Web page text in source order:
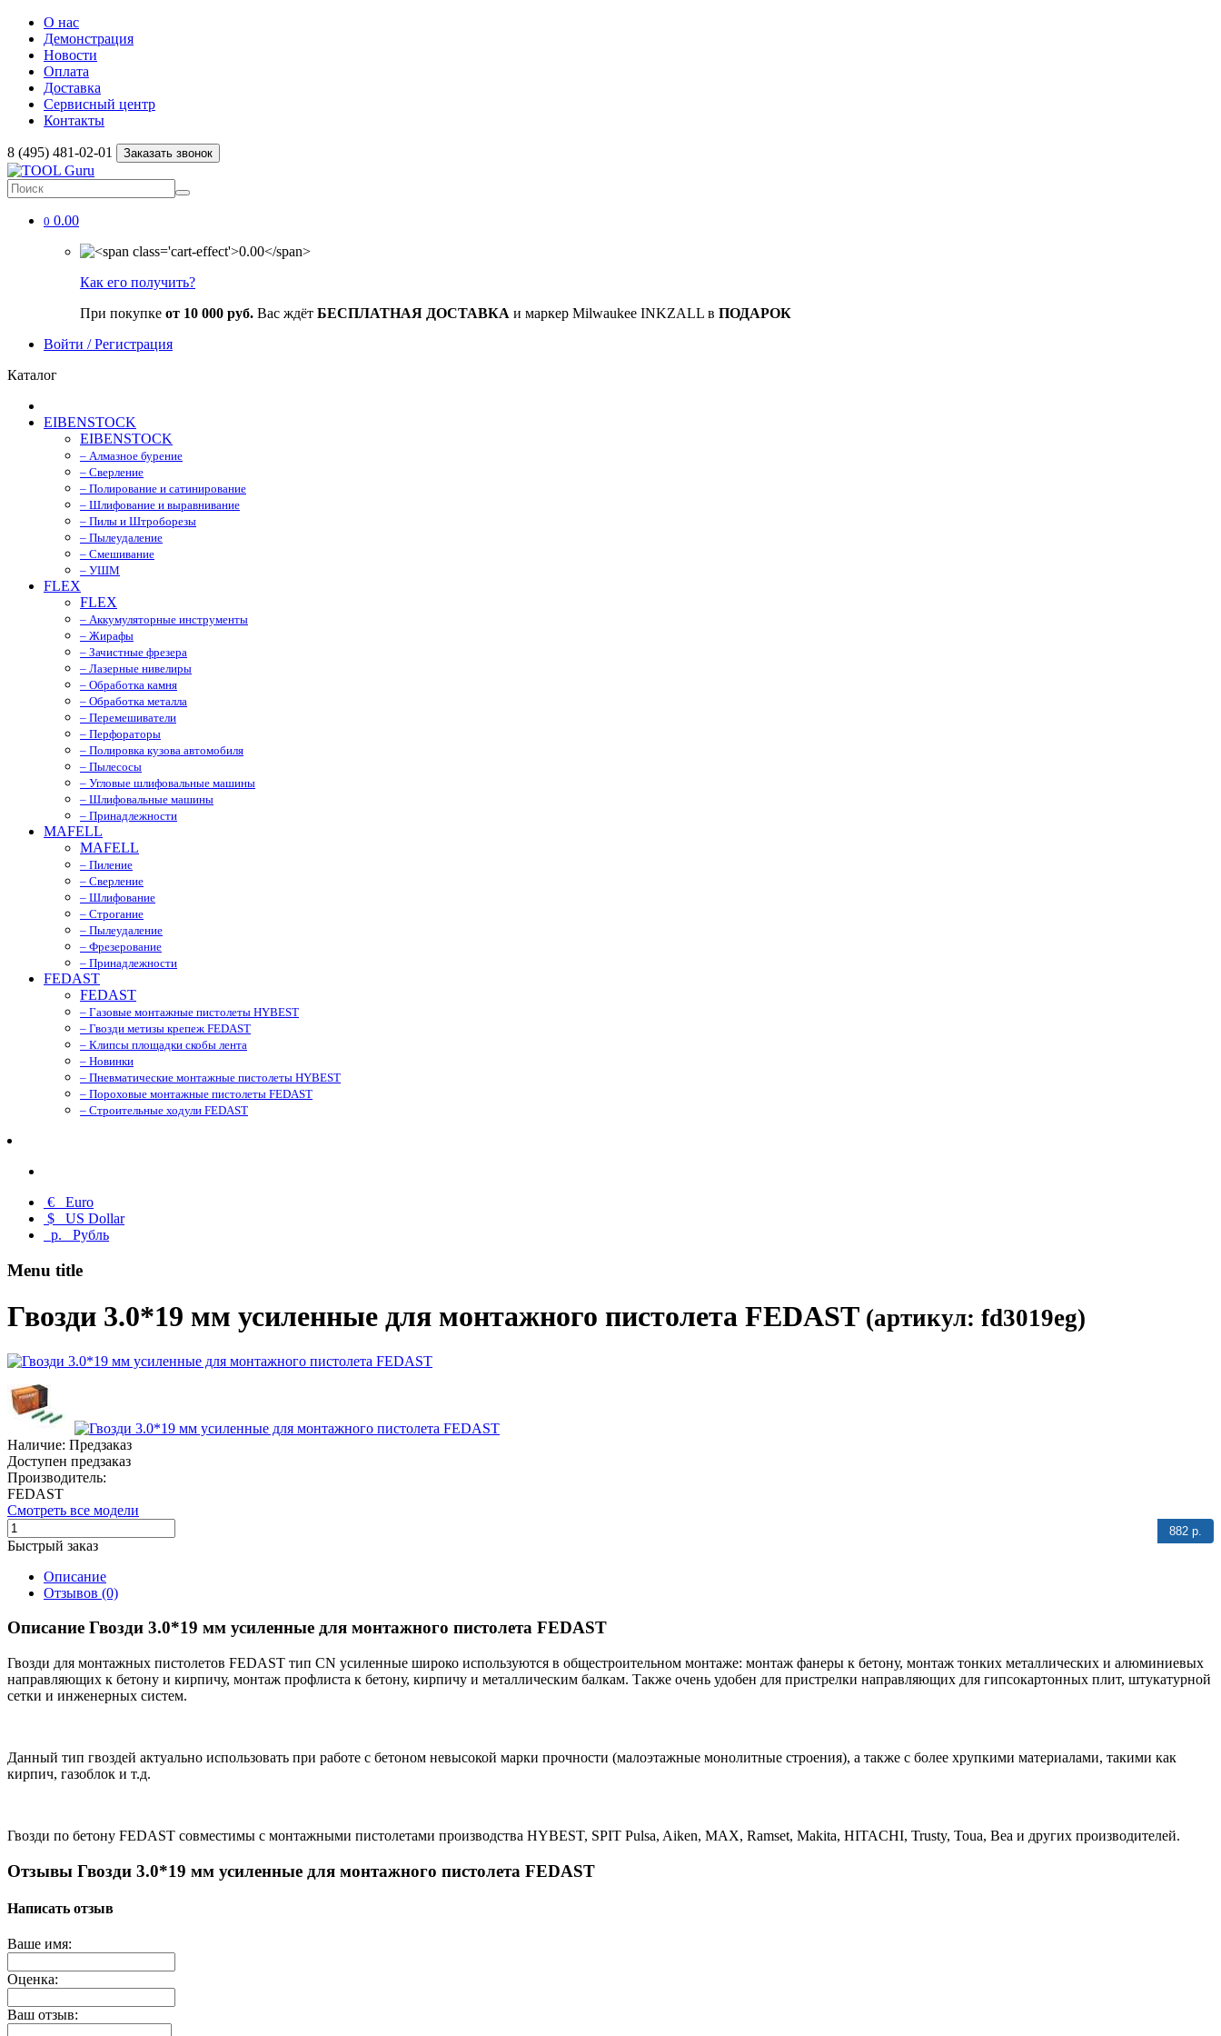
О нас
Демонстрация
Новости
Оплата
Доставка
Сервисный центр
Контакты
8 (495) 481-02-01 Заказать звонок
0 0.00
Как его получить?
При покупке от 10 000 руб. Вас ждёт БЕСПЛАТНАЯ ДОСТАВКА и маркер Milwaukee INKZALL в ПОДАРОК
Войти / Регистрация
Каталог
EIBENSTOCK
EIBENSTOCK
– Алмазное бурение
– Сверление
– Полирование и сатинирование
– Шлифование и выравнивание
– Пилы и Штроборезы
– Пылеудаление
– Смешивание
– УШМ
FLEX
FLEX
– Аккумуляторные инструменты
– Жирафы
– Зачистные фрезера
– Лазерные нивелиры
– Обработка камня
– Обработка металла
– Перемешиватели
– Перфораторы
– Полировка кузова автомобиля
– Пылесосы
– Угловые шлифовальные машины
– Шлифовальные машины
– Принадлежности
MAFELL
MAFELL
– Пиление
– Сверление
– Шлифование
– Строгание
– Пылеудаление
– Фрезерование
– Принадлежности
FEDAST
FEDAST
– Газовые монтажные пистолеты HYBEST
– Гвозди метизы крепеж FEDAST
– Клипсы площадки скобы лента
– Новинки
– Пневматические монтажные пистолеты HYBEST
– Пороховые монтажные пистолеты FEDAST
– Строительные ходули FEDAST
€ Euro
$ US Dollar
р. Рубль
Menu title
Гвозди 3.0*19 мм усиленные для монтажного пистолета FEDAST (артикул: fd3019eg)
Наличие: Предзаказ
Доступен предзаказ
Производитель:
FEDAST
Смотреть все модели
882 р.
Быстрый заказ
Описание
Отзывов (0)
Описание Гвозди 3.0*19 мм усиленные для монтажного пистолета FEDAST
Гвозди для монтажных пистолетов FEDAST тип CN усиленные широко используются в общестроительном монтаже: монтаж фанеры к бетону, монтаж тонких металлических и алюминиевых
направляющих к бетону и кирпичу, монтаж профлиста к бетону, кирпичу и металлическим балкам. Также очень удобен для пристрелки направляющих для гипсокартонных плит, штукатурной
сетки и инженерных систем.
Данный тип гвоздей актуально использовать при работе с бетоном невысокой марки прочности (малоэтажные монолитные строения), а также с более хрупкими материалами, такими как
кирпич, газоблок и т.д.
Гвозди по бетону FEDAST совместимы с монтажными пистолетами производства HYBEST, SPIT Pulsa, Aiken, MAX, Ramset, Makita, HITACHI, Trusty, Toua, Bea и других производителей.
Отзывы Гвозди 3.0*19 мм усиленные для монтажного пистолета FEDAST
Написать отзыв
Ваше имя:
Оценка:
Ваш отзыв: